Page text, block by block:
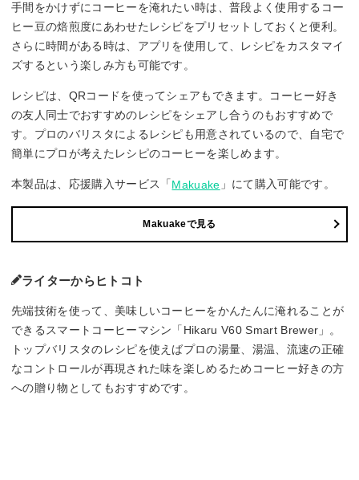
手間をかけずにコーヒーを淹れたい時は、普段よく使用するコー
ヒー豆の焙煎度にあわせたレシピをプリセットしておくと便利。
さらに時間がある時は、アプリを使用して、レシピをカスタマイ
ズするという楽しみ方も可能です。
レシピは、QRコードを使ってシェアもできます。コーヒー好き
の友人同士でおすすめのレシピをシェアし合うのもおすすめで
す。プロのバリスタによるレシピも用意されているので、自宅で
簡単にプロが考えたレシピのコーヒーを楽しめます。
本製品は、応援購入サービス「 Makuake 」にて購入可能です。
Makuakeで見る
ライターからヒトコト
先端技術を使って、美味しいコーヒーをかんたんに淹れることが
できるスマートコーヒーマシン「Hikaru V60 Smart Brewer」。
トップバリスタのレシピを使えばプロの湯量、湯温、流速の正確
なコントロールが再現された味を楽しめるためコーヒー好きの方
への贈り物としてもおすすめです。